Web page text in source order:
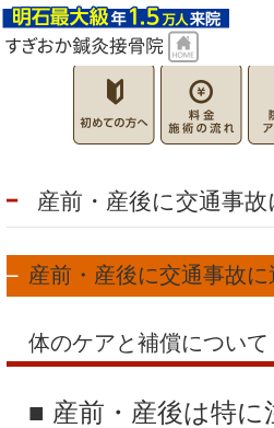
産前・産後に交通事
産前・産後に交通事故
体のケアと補償について
■ 産前・産後は特に